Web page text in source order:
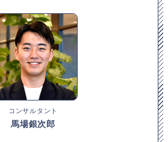
コンサルタント
馬場銀次郎